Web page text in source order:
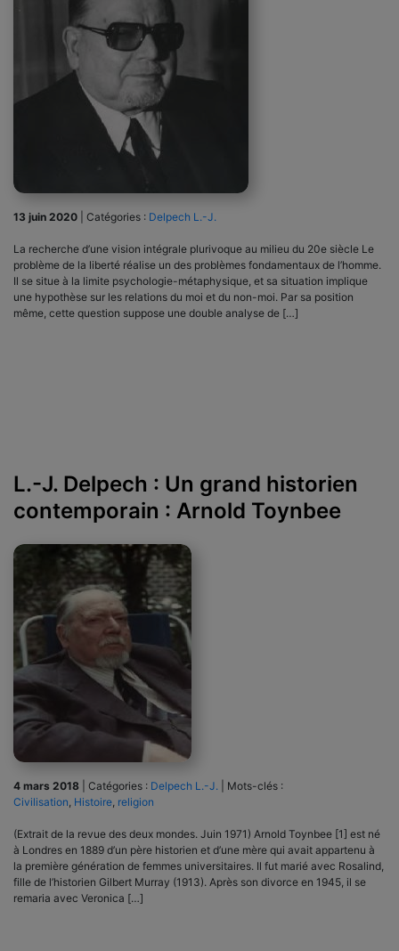
13 juin 2020 Catégories : Delpech L.-J.
La recherche d’une vision intégrale plurivoque au milieu du 20e siècle Le
problème de la liberté réalise un des problèmes fonda­mentaux de l’homme.
Il se situe à la limite psychologie-méta­physique, et sa situation implique
une hypothèse sur les relations du moi et du non-moi. Par sa position
même, cette question suppose une double analyse de […]
L.-J. Delpech : Un grand historien
contemporain : Arnold Toynbee
4 mars 2018 Catégories : Delpech L.-J.
Mots-clés :
Civilisation, Histoire, religion
(Extrait de la revue des deux mondes. Juin 1971) Arnold Toynbee [1] est né
à Londres en 1889 d’un père historien et d’une mère qui avait appartenu à
la première génération de femmes universitaires. Il fut marié avec Rosalind,
fille de l’historien Gilbert Murray (1913). Après son divorce en 1945, il se
remaria avec Veronica […]